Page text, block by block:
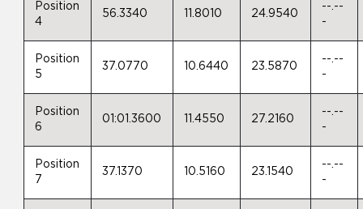
Position
4
56.3340 11.8010 24.9540
--.--
-
Position
5
37.0770 10.6440 23.5870
--.--
-
Position
6
01:01.3600 11.4550 27.2160
--.--
-
Position
7
37.1370 10.5160 23.1540
--.--
-